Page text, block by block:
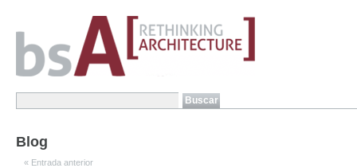
Blog
« Entrada anterior